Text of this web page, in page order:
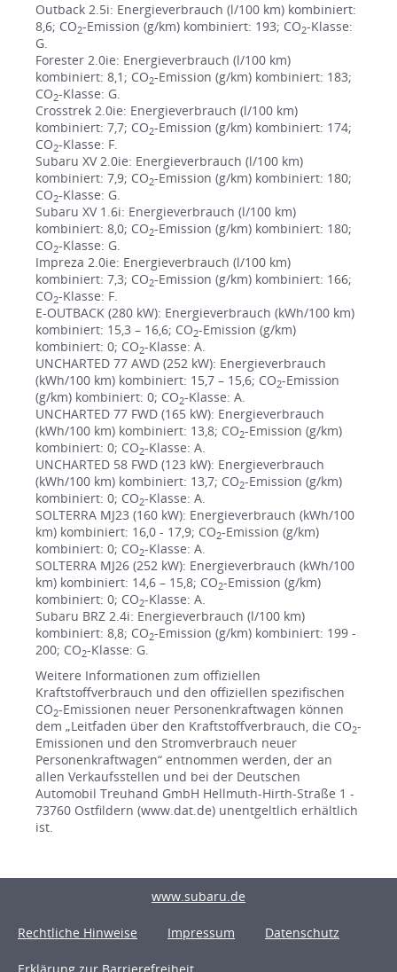
Outback 2.5i: Energieverbrauch (l/100 km) kombiniert:
8,6; CO2-Emission (g/km) kombiniert: 193; CO2-Klasse:
G.
Forester 2.0ie: Energieverbrauch (l/100 km)
kombiniert: 8,1; CO2-Emission (g/km) kombiniert: 183;
CO2-Klasse: G.
Crosstrek 2.0ie: Energieverbrauch (l/100 km)
kombiniert: 7,7; CO2-Emission (g/km) kombiniert: 174;
CO2-Klasse: F.
Subaru XV 2.0ie: Energieverbrauch (l/100 km)
kombiniert: 7,9; CO2-Emission (g/km) kombiniert: 180;
CO2-Klasse: G.
Subaru XV 1.6i: Energieverbrauch (l/100 km)
kombiniert: 8,0; CO2-Emission (g/km) kombiniert: 180;
CO2-Klasse: G.
Impreza 2.0ie: Energieverbrauch (l/100 km)
kombiniert: 7,3; CO2-Emission (g/km) kombiniert: 166;
CO2-Klasse: F.
E-OUTBACK (280 kW): Energieverbrauch (kWh/100 km)
kombiniert: 15,3 – 16,6; CO2-Emission (g/km)
kombiniert: 0; CO2-Klasse: A.
UNCHARTED 77 AWD (252 kW): Energieverbrauch
(kWh/100 km) kombiniert: 15,7 – 15,6; CO2-Emission
(g/km) kombiniert: 0; CO2-Klasse: A.
UNCHARTED 77 FWD (165 kW): Energieverbrauch
(kWh/100 km) kombiniert: 13,8; CO2-Emission (g/km)
kombiniert: 0; CO2-Klasse: A.
UNCHARTED 58 FWD (123 kW): Energieverbrauch
(kWh/100 km) kombiniert: 13,7; CO2-Emission (g/km)
kombiniert: 0; CO2-Klasse: A.
SOLTERRA MJ23 (160 kW): Energieverbrauch (kWh/100
km) kombiniert: 16,0 - 17,9; CO2-Emission (g/km)
kombiniert: 0; CO2-Klasse: A.
SOLTERRA MJ26 (252 kW): Energieverbrauch (kWh/100
km) kombiniert: 14,6 – 15,8; CO2-Emission (g/km)
kombiniert: 0; CO2-Klasse: A.
Subaru BRZ 2.4i: Energieverbrauch (l/100 km)
kombiniert: 8,8; CO2-Emission (g/km) kombiniert: 199 -
200; CO2-Klasse: G.
Weitere Informationen zum offiziellen
Kraftstoffverbrauch und den offiziellen spezifischen
CO2-Emissionen neuer Personenkraftwagen können
dem „Leitfaden über den Kraftstoffverbrauch, die CO2-
Emissionen und den Stromverbrauch neuer
Personenkraftwagen“ entnommen werden, der an
allen Verkaufsstellen und bei der Deutschen
Automobil Treuhand GmbH Hellmuth-Hirth-Straße 1 -
73760 Ostfildern (www.dat.de) unentgeltlich erhältlich
ist.
www.subaru.de
Rechtliche Hinweise Impressum Datenschutz